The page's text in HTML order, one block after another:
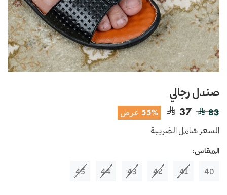
صندل رجالي
83
37 55% عرض
السعر شامل الضريبة
المقاس:
40
41
42
43
44
45